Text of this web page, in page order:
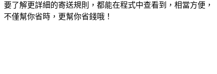
要了解更詳細的寄送規則，都能在程式中查看到，相當方便，
不僅幫你省時，更幫你省錢哦！